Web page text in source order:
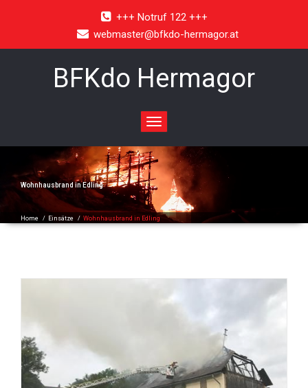
+++ Notruf 122 +++
webmaster@bfkdo-hermagor.at
BFKdo Hermagor
Toggle
navigation
Wohnhausbrand in Edling
Home / Einsätze / Wohnhausbrand in Edling